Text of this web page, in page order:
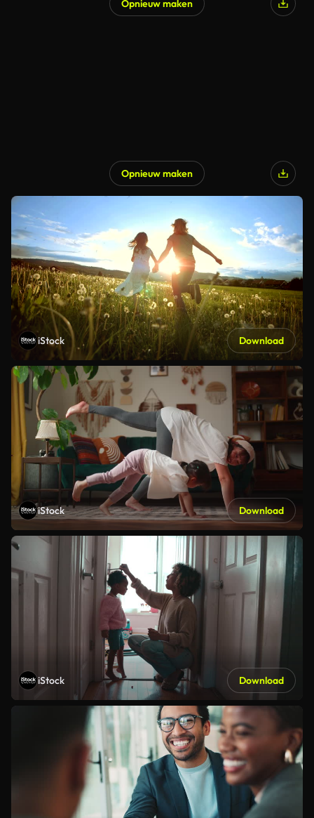
Opnieuw maken
Opnieuw maken
iStock Download
iStock Download
iStock Download